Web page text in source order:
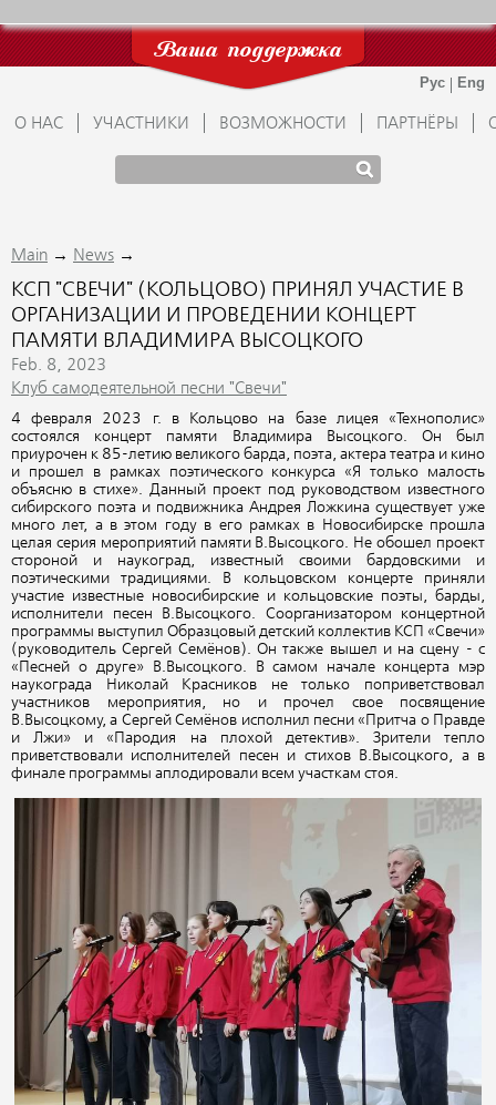
Ваша поддержка
О НАС УЧАСТНИКИ ВОЗМОЖНОСТИ ПАРТНЁРЫ
Main → News →
КСП "СВЕЧИ" (КОЛЬЦОВО) ПРИНЯЛ УЧАСТИЕ В
ОРГАНИЗАЦИИ И ПРОВЕДЕНИИ КОНЦЕРТ
ПАМЯТИ ВЛАДИМИРА ВЫСОЦКОГО
Feb. 8, 2023
Клуб самодеятельной песни "Свечи"
4 февраля 2023 г. в Кольцово на базе лицея «Технополис»
состоялся концерт памяти Владимира Высоцкого. Он был
приурочен к 85-летию великого барда, поэта, актера театра и кино
и прошел в рамках поэтического конкурса «Я только малость
объясню в стихе». Данный проект под руководством известного
сибирского поэта и подвижника Андрея Ложкина существует уже
много лет, а в этом году в его рамках в Новосибирске прошла
целая серия мероприятий памяти В.Высоцкого. Не обошел проект
стороной и наукоград, известный своими бардовскими и
поэтическими традициями. В кольцовском концерте приняли
участие известные новосибирские и кольцовские поэты, барды,
исполнители песен В.Высоцкого. Соорганизатором концертной
программы выступил Образцовый детский коллектив КСП «Свечи»
(руководитель Сергей Семёнов). Он также вышел и на сцену - с
«Песней о друге» В.Высоцкого. В самом начале концерта мэр
наукограда Николай Красников не только поприветствовал
участников мероприятия, но и прочел свое посвящение
В.Высоцкому, а Сергей Семёнов исполнил песни «Притча о Правде
и Лжи» и «Пародия на плохой детектив». Зрители тепло
приветствовали исполнителей песен и стихов В.Высоцкого, а в
финале программы аплодировали всем участкам стоя.